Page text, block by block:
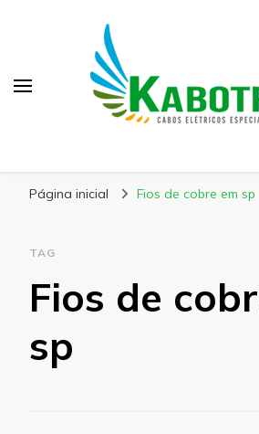
Página inicial Fios de cobre em sp
TAG
Fios de
sp